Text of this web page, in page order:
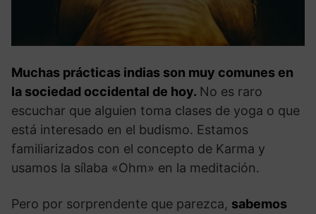
Muchas prácticas indias son muy comunes en
la sociedad occidental de hoy. No es raro
escuchar que alguien toma clases de yoga o que
está interesado en el budismo. Estamos
familiarizados con el concepto de Karma y
usamos la sílaba «Ohm» en la meditación.
Pero por sorprendente que parezca, sabemos